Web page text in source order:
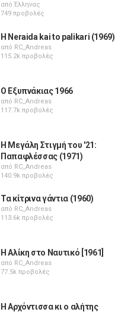
απόΈλληνας
749 προβολές
H Neraida kai to palikari (1969)
από RC_Andreas
115.2k προβολές
Ο Εξυπνάκιας 1966
από RC_Andreas
117.7k προβολές
Η Μεγάλη Στιγμή του '21:
Παπαφλέσσας (1971)
από RC_Andreas
140.9k προβολές
Τα κίτρινα γάντια (1960)
από RC_Andreas
113.6k προβολές
Η Αλίκη στο Ναυτικό [1961]
από RC_Andreas
77.5k προβολές
Η Αρχόντισσα κι ο αλήτης